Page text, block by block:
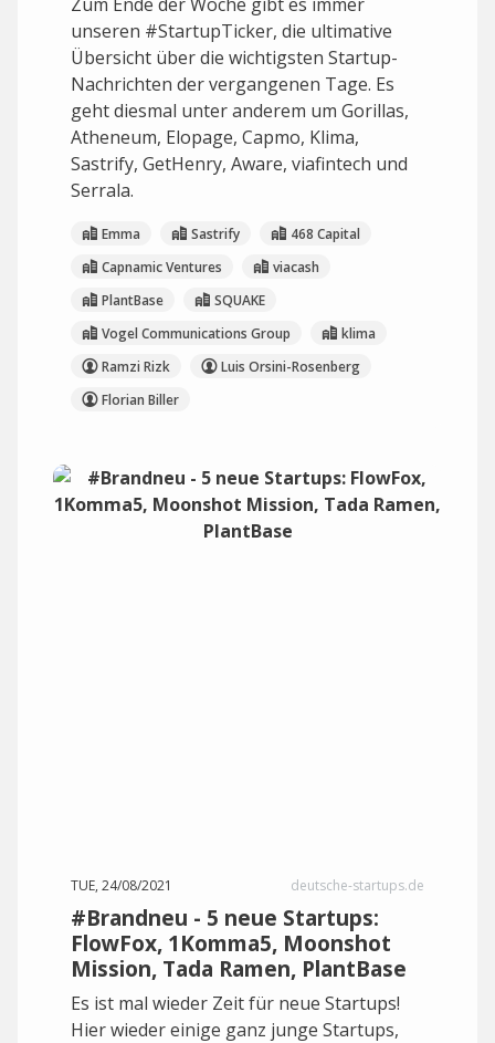
unseren #StartupTicker, die ultimative
Übersicht über die wichtigsten Startup-
Nachrichten der vergangenen Tage. Es
geht diesmal unter anderem um Gorillas,
Atheneum, Elopage, Capmo, Klima,
Sastrify, GetHenry, Aware, viafintech und
Serrala.
Emma Sastrify
468 Capital
Capnamic Ventures
viacash
PlantBase
SQUAKE
Vogel Communications Group
klima
Ramzi Rizk
Luis Orsini-Rosenberg
Florian Biller
TUE, 24/08/2021 deutsche-startups.de
#Brandneu - 5 neue Startups:
FlowFox, 1Komma5, Moonshot
Mission, Tada Ramen, PlantBase
Es ist mal wieder Zeit für neue Startups!
Hier wieder einige ganz junge Startups,